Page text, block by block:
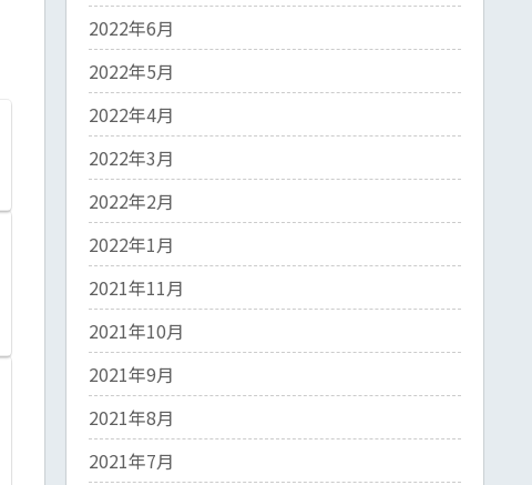
2022年6月
2022年5月
2022年4月
2022年3月
2022年2月
2022年1月
2021年11月
2021年10月
2021年9月
2021年8月
2021年7月